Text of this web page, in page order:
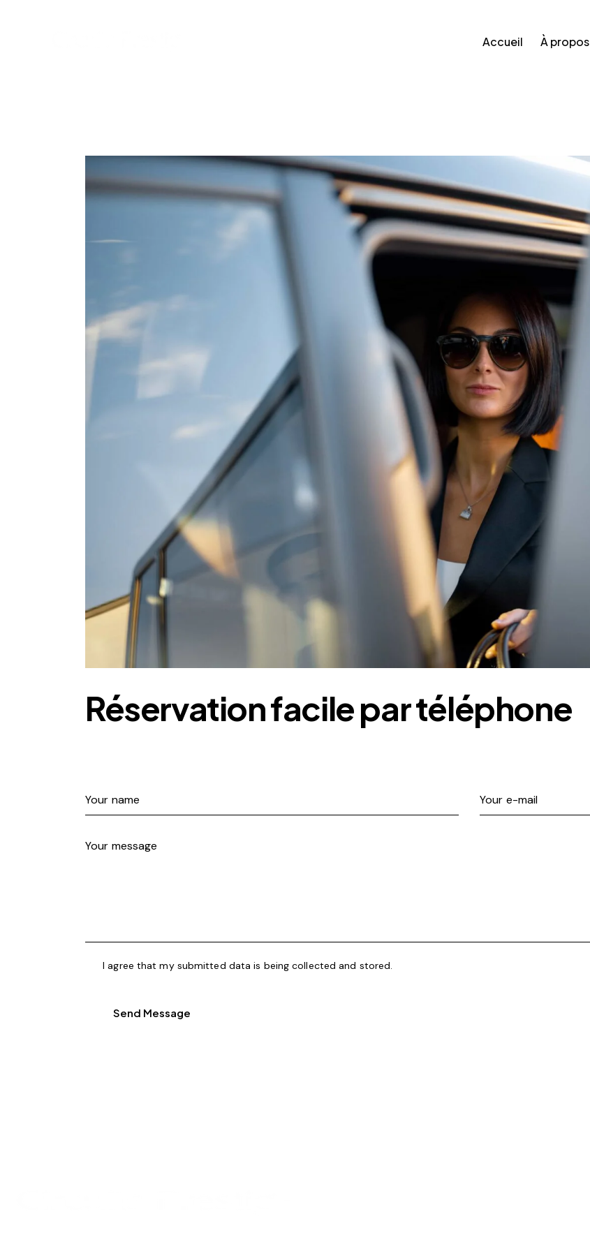
Accueil À propos
Réservation facile par téléphone
I agree that my submitted data is being collected and stored.
Send Message